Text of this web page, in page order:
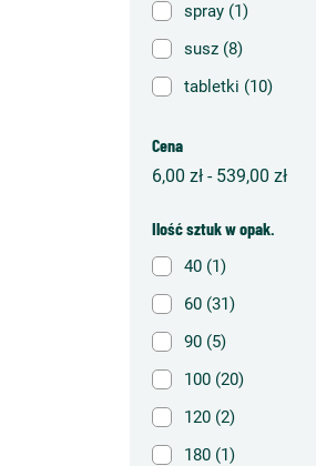
spray (1)
susz (8)
tabletki (10)
Cena
6,00 zł - 539,00 zł
Ilość sztuk w opak.
40 (1)
60 (31)
90 (5)
100 (20)
120 (2)
180 (1)